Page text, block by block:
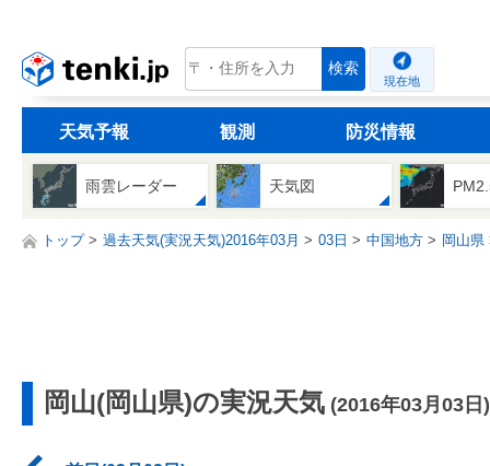
tenki.jp 検索
現在地
天気予報 観測 防災情報
雨雲レーダー 天気図
トップ 過去天気(実況天気)2016年03月 03日 中国地方 岡山県
岡山(岡山県)の実況天気 (2016年03月03日)